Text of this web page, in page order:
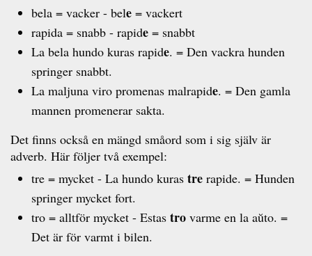
bela = vacker - bele = vackert
rapida = snabb - rapide = snabbt
La bela hundo kuras rapide. = Den vackra hunden
springer snabbt.
La maljuna viro promenas malrapide. = Den gamla
mannen promenerar sakta.
Det finns också en mängd småord som i sig själv är
adverb. Här följer två exempel:
tre = mycket - La hundo kuras tre rapide. = Hunden
springer mycket fort.
tro = alltför mycket - Estas tro varme en la aŭto. =
Det är för varmt i bilen.